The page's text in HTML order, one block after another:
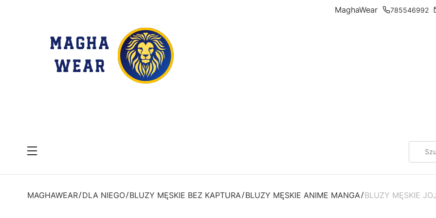
MaghaWear 785546992
Menu
MAGHAWEAR DLA NIEGO BLUZY MĘSKIE BEZ KAPTURA BLUZY MĘSKIE ANIME MANGA BLUZY MĘSKIE